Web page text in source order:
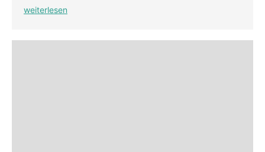
weiterlesen